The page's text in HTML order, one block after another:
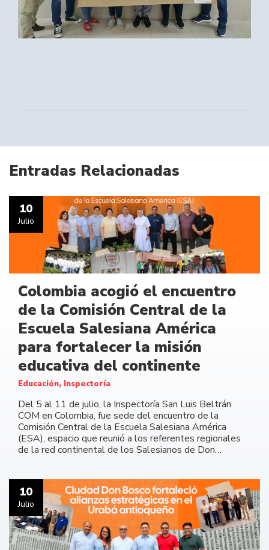
Entradas Relacionadas
10
Julio
Colombia acogió el encuentro
de la Comisión Central de la
Escuela Salesiana América
para fortalecer la misión
educativa del continente
Educación, Inspectoría
Del 5 al 11 de julio, la Inspectoría San Luis Beltrán
COM en Colombia, fue sede del encuentro de la
Comisión Central de la Escuela Salesiana América
(ESA), espacio que reunió a los referentes regionales
de la red continental de los Salesianos de Don…
10
Julio